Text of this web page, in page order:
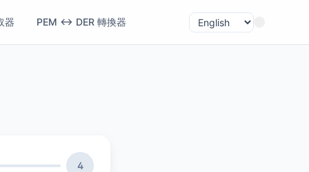
器 PEM ↔ DER 轉換器
4